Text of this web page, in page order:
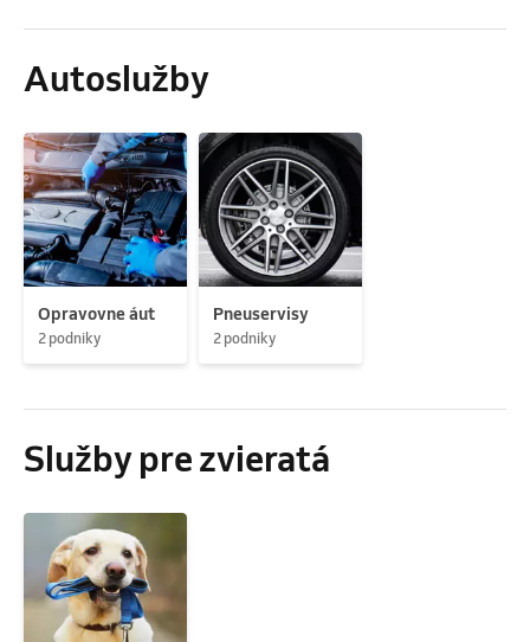
Autoslužby
Opravovne áut
2 podniky
Pneuservisy
2 podniky
Služby pre zvieratá